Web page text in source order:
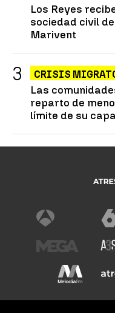
Los Reyes
sociedad civil
Marivent
CRISIS
Las
reparto de
límite de su